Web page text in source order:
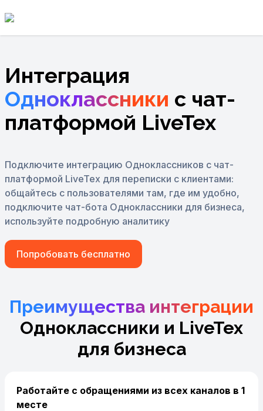
Интеграция
Одноклассники с чат-
платформой LiveTex
Подключите интеграцию Одноклассников с чат-
платформой LiveTex для переписки с клиентами:
общайтесь с пользователями там, где им удобно,
подключите чат-бота Одноклассники для бизнеса,
используйте подробную аналитику
Попробовать бесплатно
Преимущества интеграции
Одноклассники и LiveTex
для бизнеса
Работайте с обращениями из всех каналов в 1
месте